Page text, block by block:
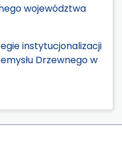
województwa
instytucjonalizacji
Drzewnego w